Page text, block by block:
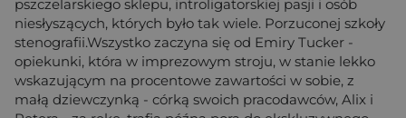
pszczelarskiego sklepu, introligatorskiej pasji i osób
niesłyszących, których było tak wiele. Porzuconej szkoły
stenografii.Wszystko zaczyna się od Emiry Tucker -
opiekunki, która w imprezowym stroju, w stanie lekko
wskazującym na procentowe zawartości w sobie, z
małą dziewczynką - córką swoich pracodawców, Alix i